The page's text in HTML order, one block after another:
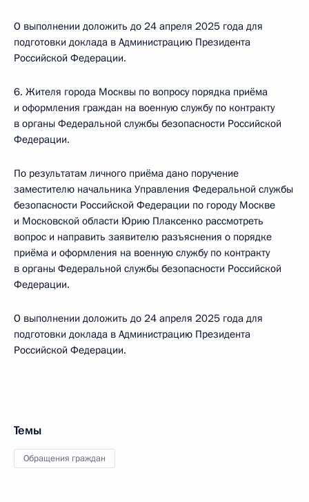
О выполнении доложить до 24 апреля 2025 года для
подготовки доклада в Администрацию Президента
Российской Федерации.
6. Жителя города Москвы по вопросу порядка приёма
и оформления граждан на военную службу по контракту
в органы Федеральной службы безопасности Российской
Федерации.
По результатам личного приёма дано поручение
заместителю начальника Управления Федеральной службы
безопасности Российской Федерации по городу Москве
и Московской области Юрию Плаксенко рассмотреть
вопрос и направить заявителю разъяснения о порядке
приёма и оформления на военную службу по контракту
в органы Федеральной службы безопасности Российской
Федерации.
О выполнении доложить до 24 апреля 2025 года для
подготовки доклада в Администрацию Президента
Российской Федерации.
Темы
Обращения граждан